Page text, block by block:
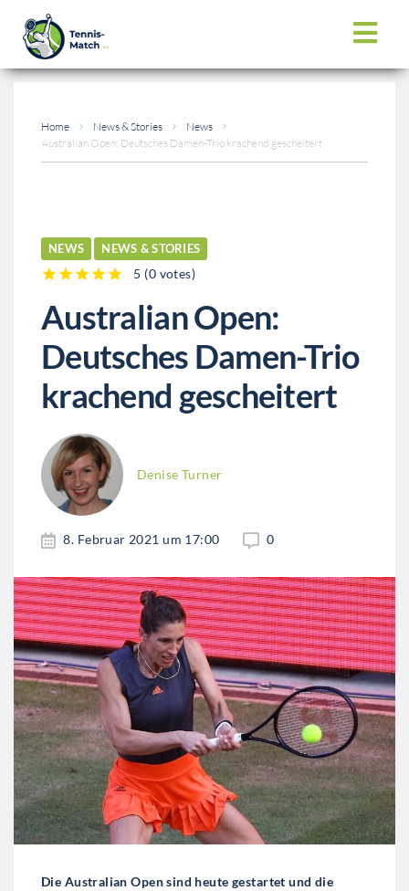
Home News & Stories
News
Australian Open: Deutsches Damen-Trio krachend gescheitert
NEWS NEWS & STORIES
5 (0 votes)
Australian Open:
Deutsches Damen-Trio
krachend gescheitert
Denise Turner
8. Februar 2021 um 17:00 0
Die Australian Open sind heute gestartet und die